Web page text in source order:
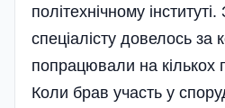
політехнічному
спеціалісту довелось за
попрацювали на кількох
Коли брав участь у